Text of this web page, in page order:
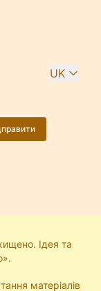
UK
Ідея та
матеріалів